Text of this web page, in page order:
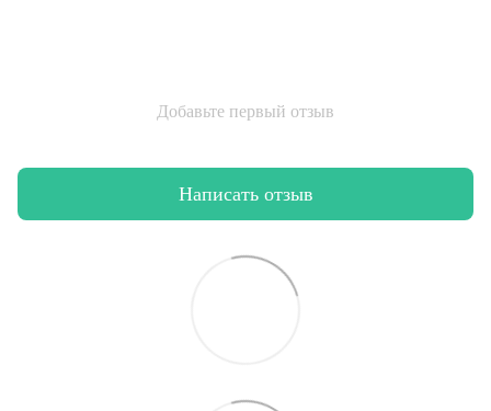
Добавьте первый отзыв
Написать отзыв